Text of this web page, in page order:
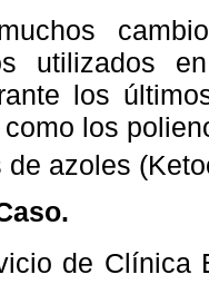
utilizados
los
los
de azoles
de Clínica